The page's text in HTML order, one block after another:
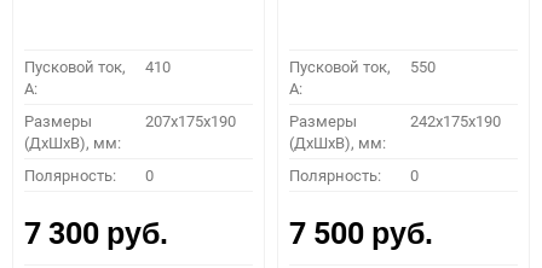
Пусковой ток,
A:
410
Размеры
(ДхШхВ), мм:
207x175x190
Полярность: 0
7 300 руб.
Пусковой ток,
A:
550
Размеры
(ДхШхВ), мм:
242x175x190
Полярность: 0
7 500 руб.